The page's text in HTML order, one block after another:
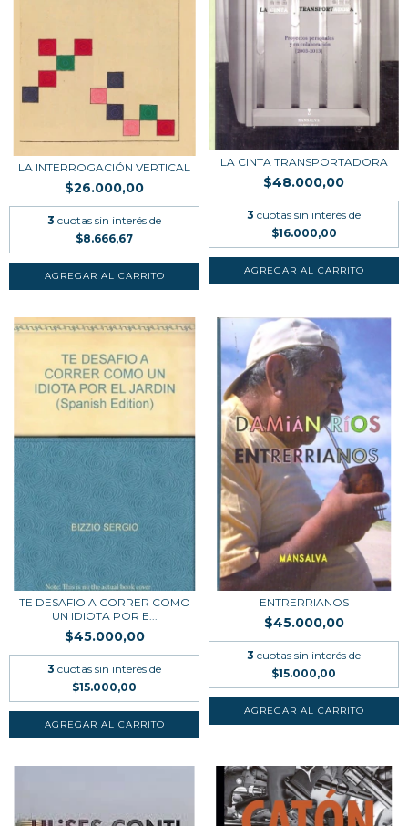
LA INTERROGACIÓN VERTICAL
$26.000,00
3 cuotas sin interés de
$8.666,67
LA CINTA TRANSPORTADORA
$48.000,00
3 cuotas sin interés de
$16.000,00
TE DESAFIO A CORRER COMO
UN IDIOTA POR E...
$45.000,00
3 cuotas sin interés de
$15.000,00
ENTRERRIANOS
$45.000,00
3 cuotas sin interés de
$15.000,00